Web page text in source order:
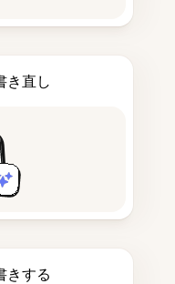
き直し
きする